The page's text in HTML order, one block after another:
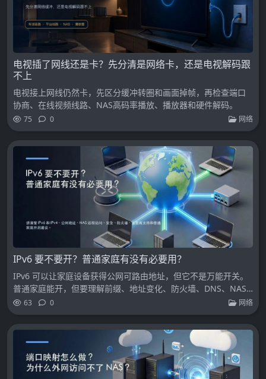
电视插了网线还是卡？先分清是网络卡，还是电视解码跟
不上
电视接上网线仍然卡，先区分缓冲转圈和画面掉帧，再检查端口
协商、在线视频线路、NAS高码率播放、播放器和硬件解码。
75 0 网络
IPv6 要不要开？普通家庭有没有必要用？
IPv6 可以让家庭设备获得公网可路由地址，但它不是万能开关。
普通家庭能开，但要理解前缀、地址变化、防火墙、DNS、NAS
暴露和回退排查。
63 0 网络